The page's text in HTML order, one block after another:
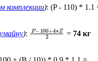
комплекции): (P - 110) * 1.1
): P− 100 +4∗ 2
= 74 кг